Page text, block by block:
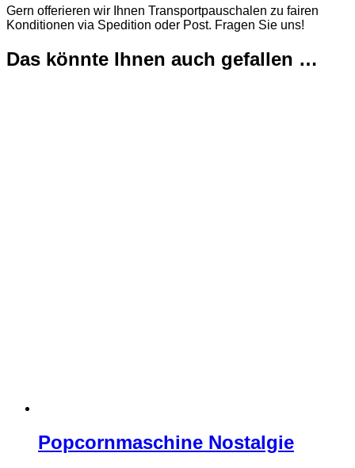
Gern offerieren wir Ihnen Transportpauschalen zu fairen
Konditionen via Spedition oder Post. Fragen Sie uns!
Das könnte Ihnen auch gefallen …
Popcornmaschine Nostalgie